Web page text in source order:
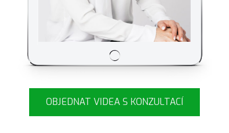
OBJEDNAT VIDEA S KONZULTACÍ